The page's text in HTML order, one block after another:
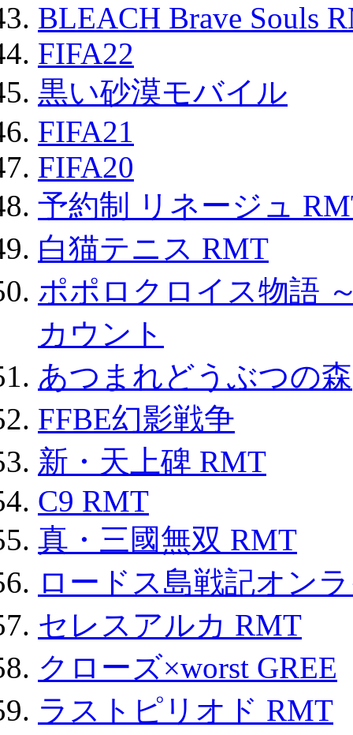
BLEACH Brave Souls
FIFA22
黒い砂漠モバイル
FIFA21
FIFA20
予約制 リネージュ
白猫テニス RMT
ポポロクロイス物語
カウント
あつまれどうぶつの森
FFBE幻影戦争
新・天上碑 RMT
C9 RMT
真・三國無双 RMT
ロードス島戦記オン
セレスアルカ RMT
クローズ×worst GREE
ラストピリオド RMT